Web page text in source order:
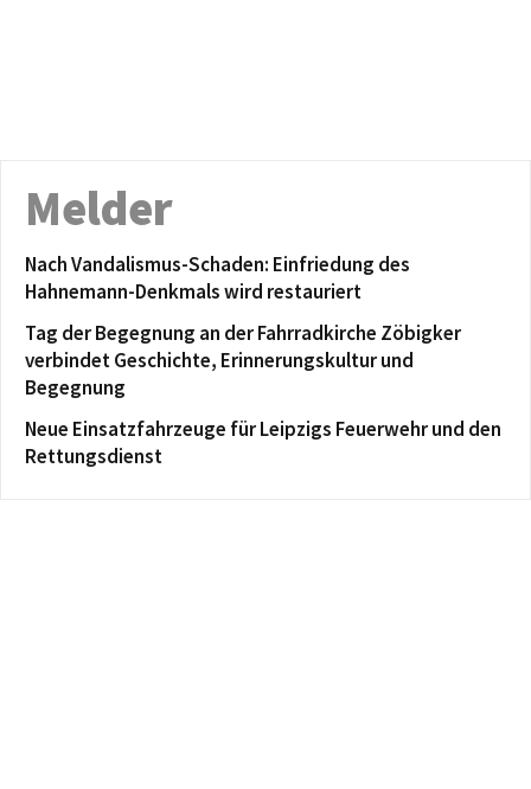
Melder
Nach Vandalismus-Schaden: Einfriedung des
Hahnemann-Denkmals wird restauriert
Tag der Begegnung an der Fahrradkirche Zöbigker
verbindet Geschichte, Erinnerungskultur und
Begegnung
Neue Einsatzfahrzeuge für Leipzigs Feuerwehr und den
Rettungsdienst